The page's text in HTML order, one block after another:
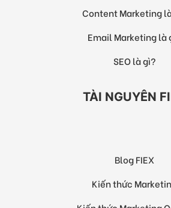
Content Marketing
Email Marketing là
SEO là gì?
TÀI NGUYÊN
Blog FIEX
Kiến thức